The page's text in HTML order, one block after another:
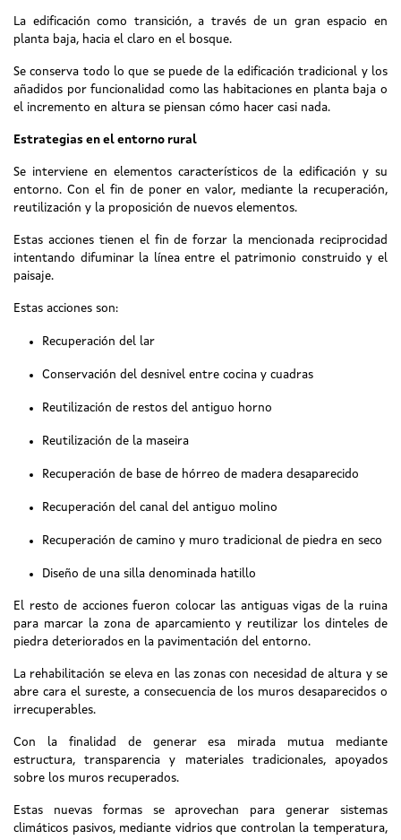
La edificación como transición, a través de un gran espacio en
planta baja, hacia el claro en el bosque.
Se conserva todo lo que se puede de la edificación tradicional y los
añadidos por funcionalidad como las habitaciones en planta baja o
el incremento en altura se piensan cómo hacer casi nada.
Estrategias en el entorno rural
Se interviene en elementos característicos de la edificación y su
entorno. Con el fin de poner en valor, mediante la recuperación,
reutilización y la proposición de nuevos elementos.
Estas acciones tienen el fin de forzar la mencionada reciprocidad
intentando difuminar la línea entre el patrimonio construido y el
paisaje.
Estas acciones son:
Recuperación del lar
Conservación del desnivel entre cocina y cuadras
Reutilización de restos del antiguo horno
Reutilización de la maseira
Recuperación de base de hórreo de madera desaparecido
Recuperación del canal del antiguo molino
Recuperación de camino y muro tradicional de piedra en seco
Diseño de una silla denominada hatillo
El resto de acciones fueron colocar las antiguas vigas de la ruina
para marcar la zona de aparcamiento y reutilizar los dinteles de
piedra deteriorados en la pavimentación del entorno.
La rehabilitación se eleva en las zonas con necesidad de altura y se
abre cara el sureste, a consecuencia de los muros desaparecidos o
irrecuperables.
Con la finalidad de generar esa mirada mutua mediante
estructura, transparencia y materiales tradicionales, apoyados
sobre los muros recuperados.
Estas nuevas formas se aprovechan para generar sistemas
climáticos pasivos, mediante vidrios que controlan la temperatura,